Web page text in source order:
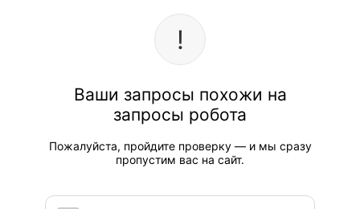
Ваши запросы похожи на
запросы робота
Пожалуйста, пройдите проверку — и мы сразу
пропустим вас на сайт.